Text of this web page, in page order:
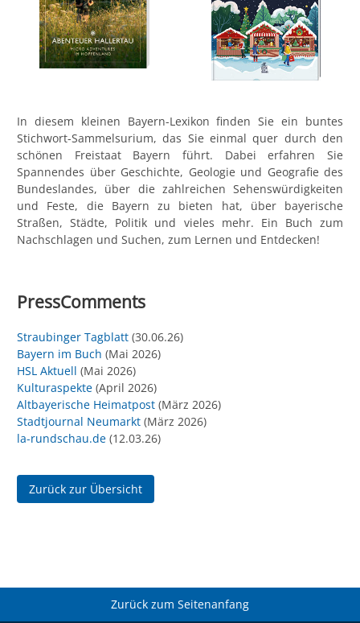
In diesem kleinen Bayern-Lexikon finden Sie ein buntes
Stichwort-Sammelsurium, das Sie einmal quer durch den
schönen Freistaat Bayern führt. Dabei erfahren Sie
Spannendes über Geschichte, Geologie und Geografie des
Bundeslandes, über die zahlreichen Sehenswürdigkeiten
und Feste, die Bayern zu bieten hat, über bayerische
Straßen, Städte, Politik und vieles mehr. Ein Buch zum
Nachschlagen und Suchen, zum Lernen und Entdecken!
PressComments
Straubinger Tagblatt (30.06.26)
Bayern im Buch (Mai 2026)
HSL Aktuell (Mai 2026)
Kulturaspekte (April 2026)
Altbayerische Heimatpost (März 2026)
Stadtjournal Neumarkt (März 2026)
la-rundschau.de (12.03.26)
Zurück zur Übersicht
Zurück zum Seitenanfang